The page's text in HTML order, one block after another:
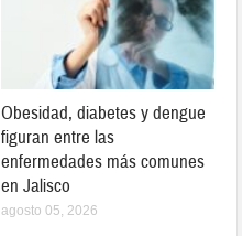
Obesidad, diabetes y dengue
figuran entre las
enfermedades más comunes
en Jalisco
agosto 05, 2026